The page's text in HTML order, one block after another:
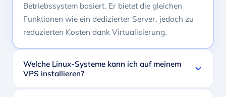
Betriebssystem basiert. Er bietet die gleichen
Funktionen wie ein dedizierter Server, jedoch zu
reduzierten Kosten dank Virtualisierung.
Welche Linux-Systeme kann ich auf meinem
VPS installieren?